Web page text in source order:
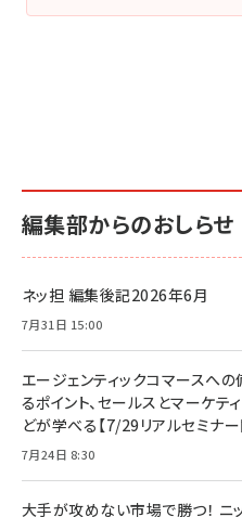
編集部からのおしらせ
ネッ担 編集後記2026年6月
7月31日 15:00
エージェンティックコマースへ
るポイント、セールスとマーケ
どが学べる【7/29リアルセミナー
7月24日 8:30
大手が攻めない市場で勝つ！